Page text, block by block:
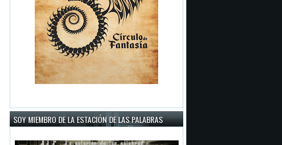
SOY MIEMBRO DE LA ESTACIÓN DE LAS PALABRAS